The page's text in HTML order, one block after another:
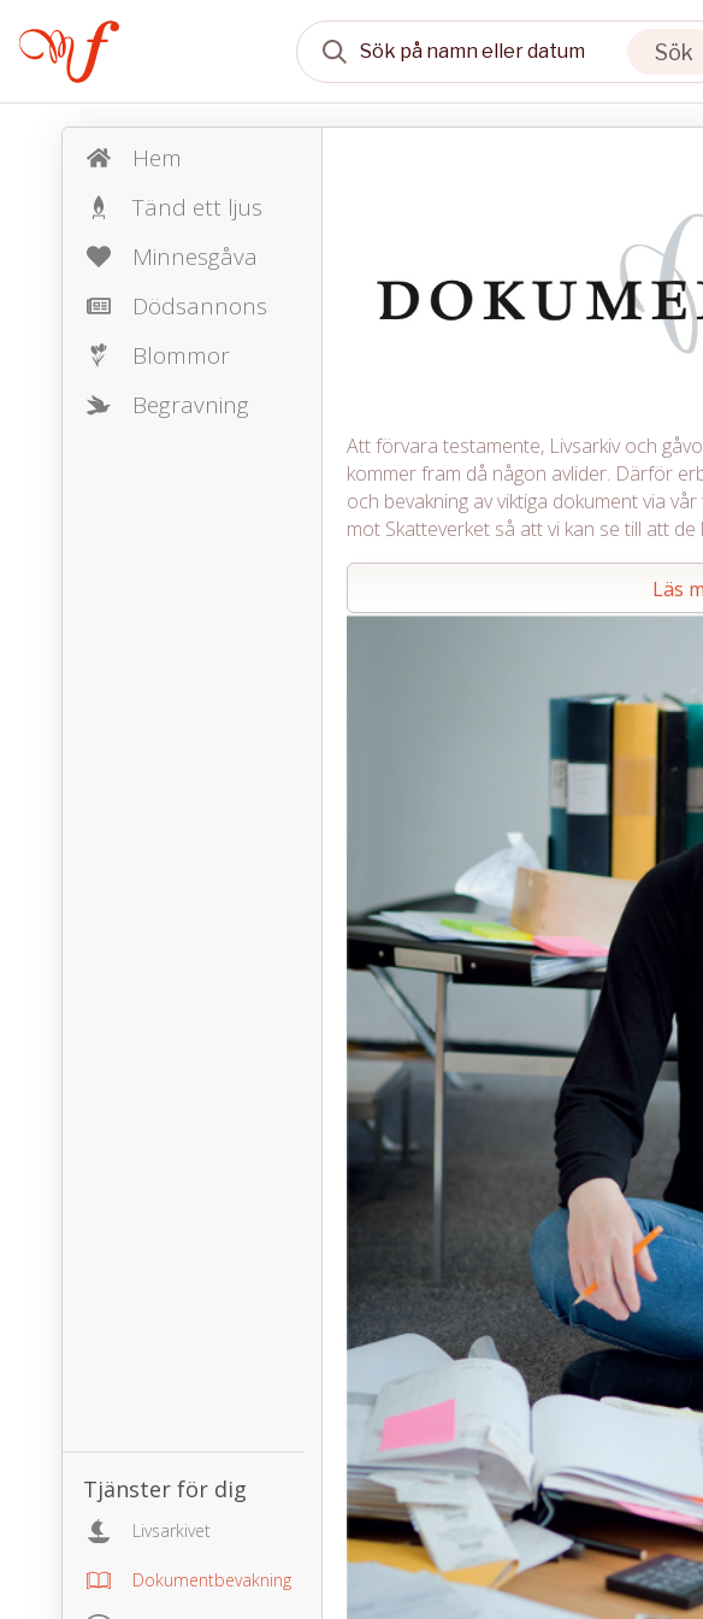
Sök
Hem
Tänd ett ljus
Minnesgåva
Dödsannons
Blommor
Begravning
Tjänster för dig
Livsarkivet
Dokumentbevakning
Att förvara testamente, Livsarkiv och
kommer fram då någon avlider. Därför
och bevakning av viktiga dokument via
mot Skatteverket så att vi kan se till att
Läs